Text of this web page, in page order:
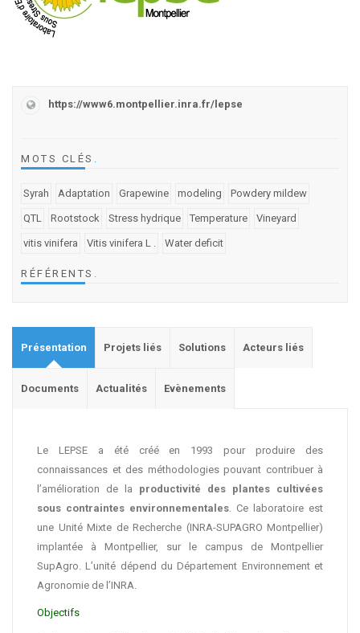
https://www6.montpellier.inra.fr/lepse
MOTS CLÉS .
Syrah Adaptation Grapewine modeling Powdery mildew
QTL Rootstock Stress hydrique Temperature Vineyard
vitis vinifera Vitis vinifera L . Water deficit
RÉFÉRENTS .
Présentation Projets liés Solutions Acteurs liés
Documents Actualités Evènements
Le LEPSE a été créé en 1993 pour produire des
connaissances et des méthodologies pouvant contribuer à
l’amélioration de la productivité des plantes cultivées
sous contraintes environnementales. Ce laboratoire est
une Unité Mixte de Recherche (INRA-SUPAGRO Montpellier)
implantée à Montpellier, sur le campus de Montpellier
SupAgro. L’unité dépend du Département Environnement et
Agronomie de l’INRA.
Objectifs